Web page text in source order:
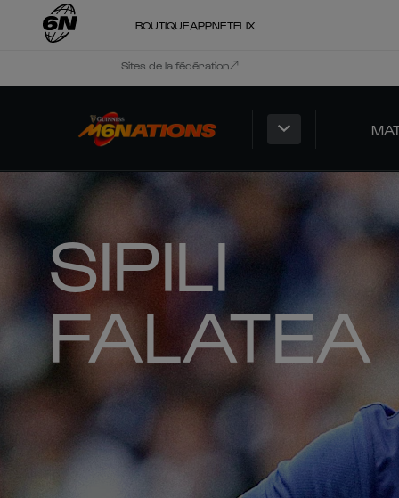
BOUTIQUEAPPNETFLIX
Sites de la fédération
SIPILI
FALATEA